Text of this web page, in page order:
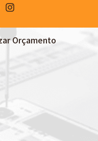
Orçamento